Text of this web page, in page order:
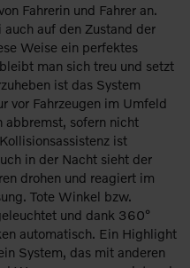
Fahrerin und Fahrer an.
auf den Zustand der
Weise ein perfektes
man sich treu und setzt
ist das System
vor Fahrzeugen im Umfeld
abbremst, sofern nicht
ist
in der Nacht sieht der
drohen und reagiert im
Tote Winkel bzw.
und dank 360°
automatisch. Ein Highlight
System, das mit anderen